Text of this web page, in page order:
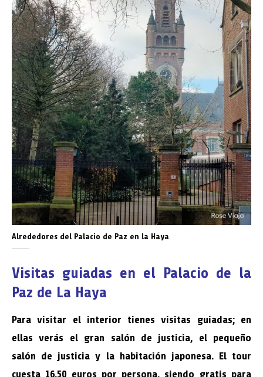
Alrededores del Palacio de Paz en la Haya
Visitas guiadas en el Palacio de la
Paz de La Haya
Para visitar el interior tienes visitas guiadas; en
ellas verás el gran salón de justicia, el pequeño
salón de justicia y la habitación japonesa. El tour
cuesta 16,50 euros por persona, siendo gratis para